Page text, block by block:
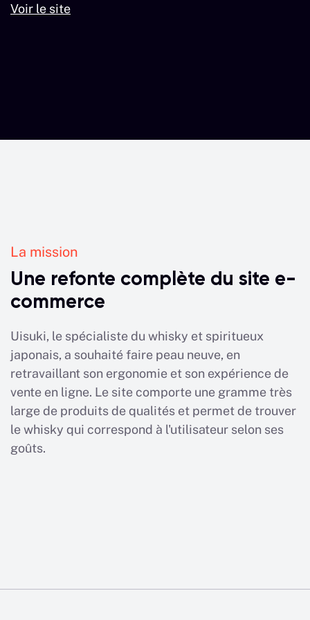
Voir le site
La mission
Une refonte complète du site e-
commerce
Uisuki, le spécialiste du whisky et spiritueux
japonais, a souhaité faire peau neuve, en
retravaillant son ergonomie et son expérience de
vente en ligne. Le site comporte une gramme très
large de produits de qualités et permet de trouver
le whisky qui correspond à l'utilisateur selon ses
goûts.